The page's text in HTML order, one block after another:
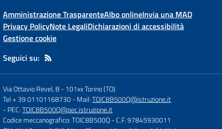
Amministrazione TrasparenteAlbo onlineInvia una MAD
Privacy PolicyNote LegaliDichiarazioni di accessibilità
Gestione cookie
Seguici su:
Via Ottavio Revel, 8-101xx Torino (TO)
Tel + 39 01101168730- Mail:TOIC8B500Q@istruzione.it
- PEC:TOIC8B500Q@pec.istruzione.it
Codice meccanografico: TOIC8B500Q- C.F. 97845930011